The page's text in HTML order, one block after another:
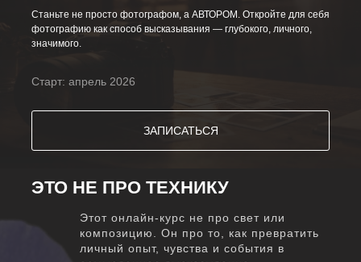
ЗАПИСАТЬСЯ
Старт: апрель 2026
Станьте не просто фотографом, а АВТОРОМ. Откройте для себя
фотографию как способ высказывания — глубокого, личного,
значимого.
ЭТО НЕ ПРО ТЕХНИКУ
Этот онлайн-курс не про свет или
композицию. Он про то, как превратить
личный опыт, чувства и события в